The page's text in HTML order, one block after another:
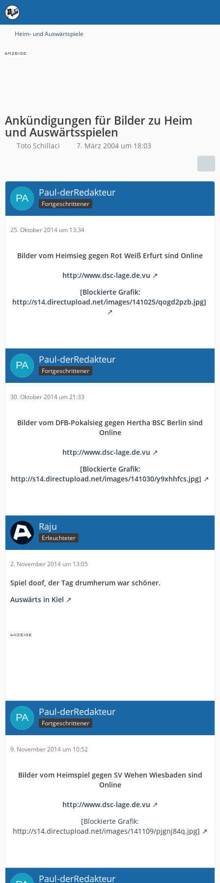
Heim- und Auswärtspiele
Ankündigungen für Bilder zu Heim
und Auswärtsspielen
Toto Schillaci 7. März 2004 um 18:03
Paul-derRedakteur
Fortgeschrittener
25. Oktober 2014 um 13:34
Bilder vom Heimsieg gegen Rot Weiß Erfurt sind Online
http://www.dsc-lage.de.vu
[Blockierte Grafik:
http://s14.directupload.net/images/141025/qogd2pzb.jpg]
Paul-derRedakteur
Fortgeschrittener
30. Oktober 2014 um 21:33
Bilder vom DFB-Pokalsieg gegen Hertha BSC Berlin sind
Online
http://www.dsc-lage.de.vu
[Blockierte Grafik:
http://s14.directupload.net/images/141030/y9xhhfcs.jpg]
Raju
Erleuchteter
2. November 2014 um 13:05
Spiel doof, der Tag drumherum war schöner.
Auswärts in Kiel
Paul-derRedakteur
Fortgeschrittener
9. November 2014 um 10:52
Bilder vom Heimspiel gegen SV Wehen Wiesbaden sind
Online
http://www.dsc-lage.de.vu
[Blockierte Grafik:
http://s14.directupload.net/images/141109/pjgnj84q.jpg]
Paul-derRedakteur